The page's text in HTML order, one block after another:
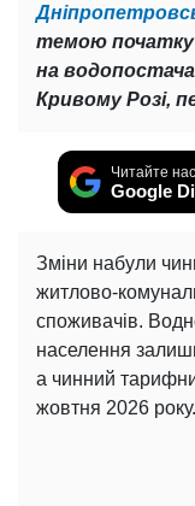
темою початку
на
Кривому Розі,
Читайте
Google
Зміни набули
житлово-
споживачів.
населення
а чинний
жовтня 2026 року.